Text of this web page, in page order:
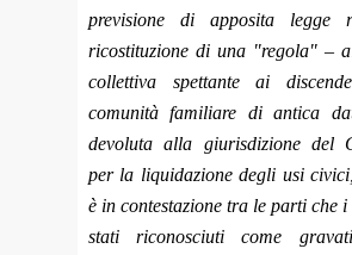
previsione di apposita legge
ricostituzione di una "regola" –
collettiva spettante ai
comunità familiare di antica
devoluta alla giurisdizione del
per la liquidazione degli usi
è in contestazione tra le parti che
stati riconosciuti come